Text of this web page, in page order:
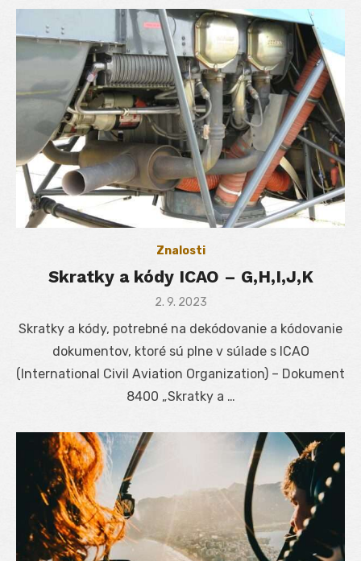
Znalosti
Skratky a kódy ICAO – G,H,I,J,K
Posted
2. 9. 2023
Skratky a kódy, potrebné na dekódovanie a kódovanie
dokumentov, ktoré sú plne v súlade s ICAO
(International Civil Aviation Organization) – Dokument
8400 „Skratky a …